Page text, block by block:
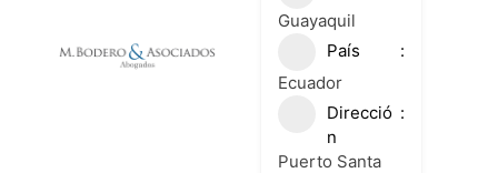
Guayaquil
País
Ecuador
Direcció
n
Puerto Santa